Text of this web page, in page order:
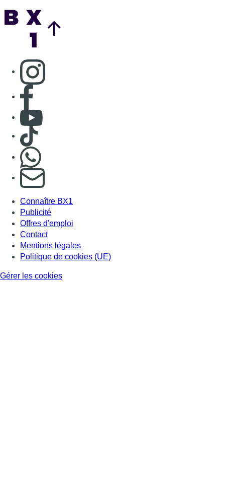
Consulter page Instagram
Consulter page Facebook
Consulter Youtube
Consulter TikTok
S'abonner à notre newsletter
Connaître BX1
Publicité
Offres d'emploi
Contact
Mentions légales
Politique de cookies (UE)
Gérer les cookies